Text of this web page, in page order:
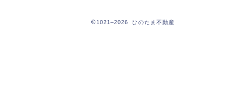
1021–2026 ひのたま不動産